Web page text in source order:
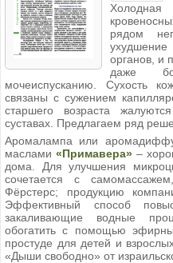
рядом
органов, и
даже
мочеиспусканию. Сухость
связаны с сужением
старшего возраста
суставах. Предлагаем ряд
Аромалампа или
маслами «Примавера» –
дома. Для улучшения
сочетается с
Фёрстерс; продукцию
Эффективный способ
закаливающие водные
обогатить с помощью
простуде для детей и
«Дыши свободно» от